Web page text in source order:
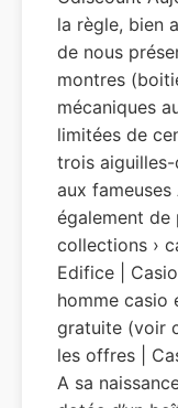
la règle, bien
de nous
montres
mécaniques
limitées de
trois
aux
également de
collections ›
Edifice |
homme casio
gratuite (voir
les offres |
A sa